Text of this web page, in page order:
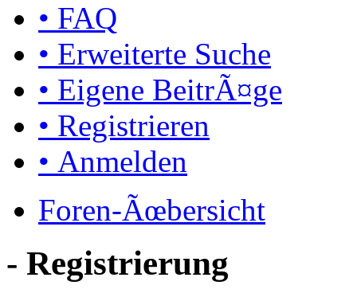
• FAQ
• Erweiterte Suche
• Eigene BeitrÃ¤ge
• Registrieren
• Anmelden
Foren-Ãœbersicht
- Registrierung